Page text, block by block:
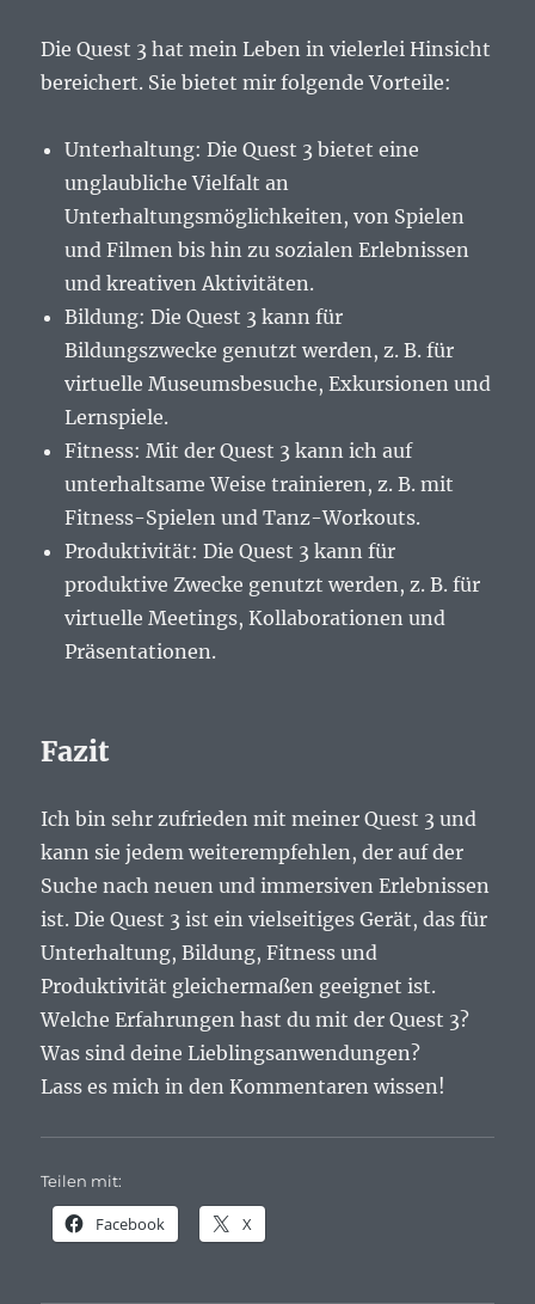
Die Quest 3 hat mein Leben in vielerlei Hinsicht
bereichert. Sie bietet mir folgende Vorteile:
Unterhaltung: Die Quest 3 bietet eine
unglaubliche Vielfalt an
Unterhaltungsmöglichkeiten, von Spielen
und Filmen bis hin zu sozialen Erlebnissen
und kreativen Aktivitäten.
Bildung: Die Quest 3 kann für
Bildungszwecke genutzt werden, z. B. für
virtuelle Museumsbesuche, Exkursionen und
Lernspiele.
Fitness: Mit der Quest 3 kann ich auf
unterhaltsame Weise trainieren, z. B. mit
Fitness-Spielen und Tanz-Workouts.
Produktivität: Die Quest 3 kann für
produktive Zwecke genutzt werden, z. B. für
virtuelle Meetings, Kollaborationen und
Präsentationen.
Fazit
Ich bin sehr zufrieden mit meiner Quest 3 und
kann sie jedem weiterempfehlen, der auf der
Suche nach neuen und immersiven Erlebnissen
ist. Die Quest 3 ist ein vielseitiges Gerät, das für
Unterhaltung, Bildung, Fitness und
Produktivität gleichermaßen geeignet ist.
Welche Erfahrungen hast du mit der Quest 3?
Was sind deine Lieblingsanwendungen?
Lass es mich in den Kommentaren wissen!
Teilen mit:
Facebook X